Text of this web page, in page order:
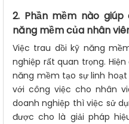
2. Phần mềm nào
năng mềm của nhân
Việc trau dồi kỹ năng
nghiệp rất quan trọng.
năng mềm tạo sự linh
với công việc cho nhân
doanh nghiệp thì việc sử
được cho là giải pháp